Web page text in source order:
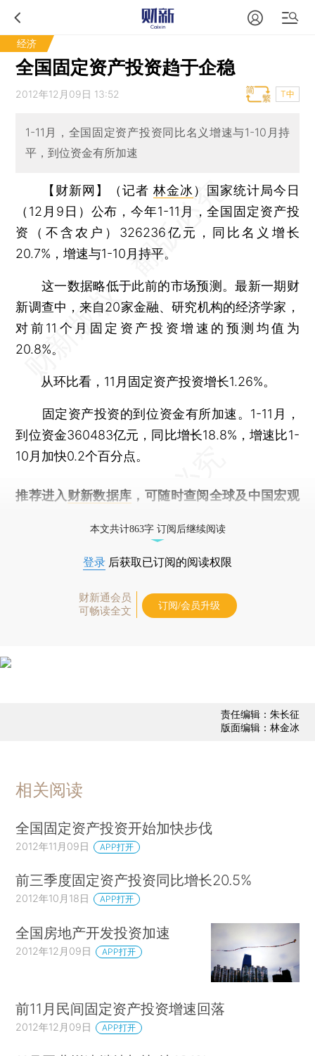
经济
全国固定资产投资趋于企稳
2012年12月09日 13:52 T中
1-11月，全国固定资产投资同比名义增速与1-10月持
平，到位资金有所加速
【财新网】（记者 林金冰 ）
国家统计局今日
（12月9日）公布，今年1-11月，全国固定资产投
资（不含农户）326236亿元，同比名义增长
20.7%，增速与1-10月持平。
这一数据略低于此前的市场预测。最新一期财
新调查中，来自20家金融、研究机构的经济学家，
对前11个月固定资产投资增速的预测均值为
20.8%。
从环比看，11月固定资产投资增长1.26%。
固定资产投资的到位资金有所加速。1-11月，
到位资金360483亿元，同比增长18.8%，增速比1-
10月加快0.2个百分点。
推荐进入 财新数据库 ，可随时查阅全球及中国宏观
本文共计863字 订阅后继续阅读
登录 后获取已订阅的阅读权限
财新通会员
可畅读全文
订阅/会员升级
责任编辑：朱长征
版面编辑：林金冰
相关阅读
全国固定资产投资开始加快步伐
2012年11月09日 APP打开
前三季度固定资产投资同比增长20.5%
2012年10月18日 APP打开
全国房地产开发投资加速
2012年12月09日 APP打开
前11月民间固定资产投资增速回落
2012年12月09日 APP打开